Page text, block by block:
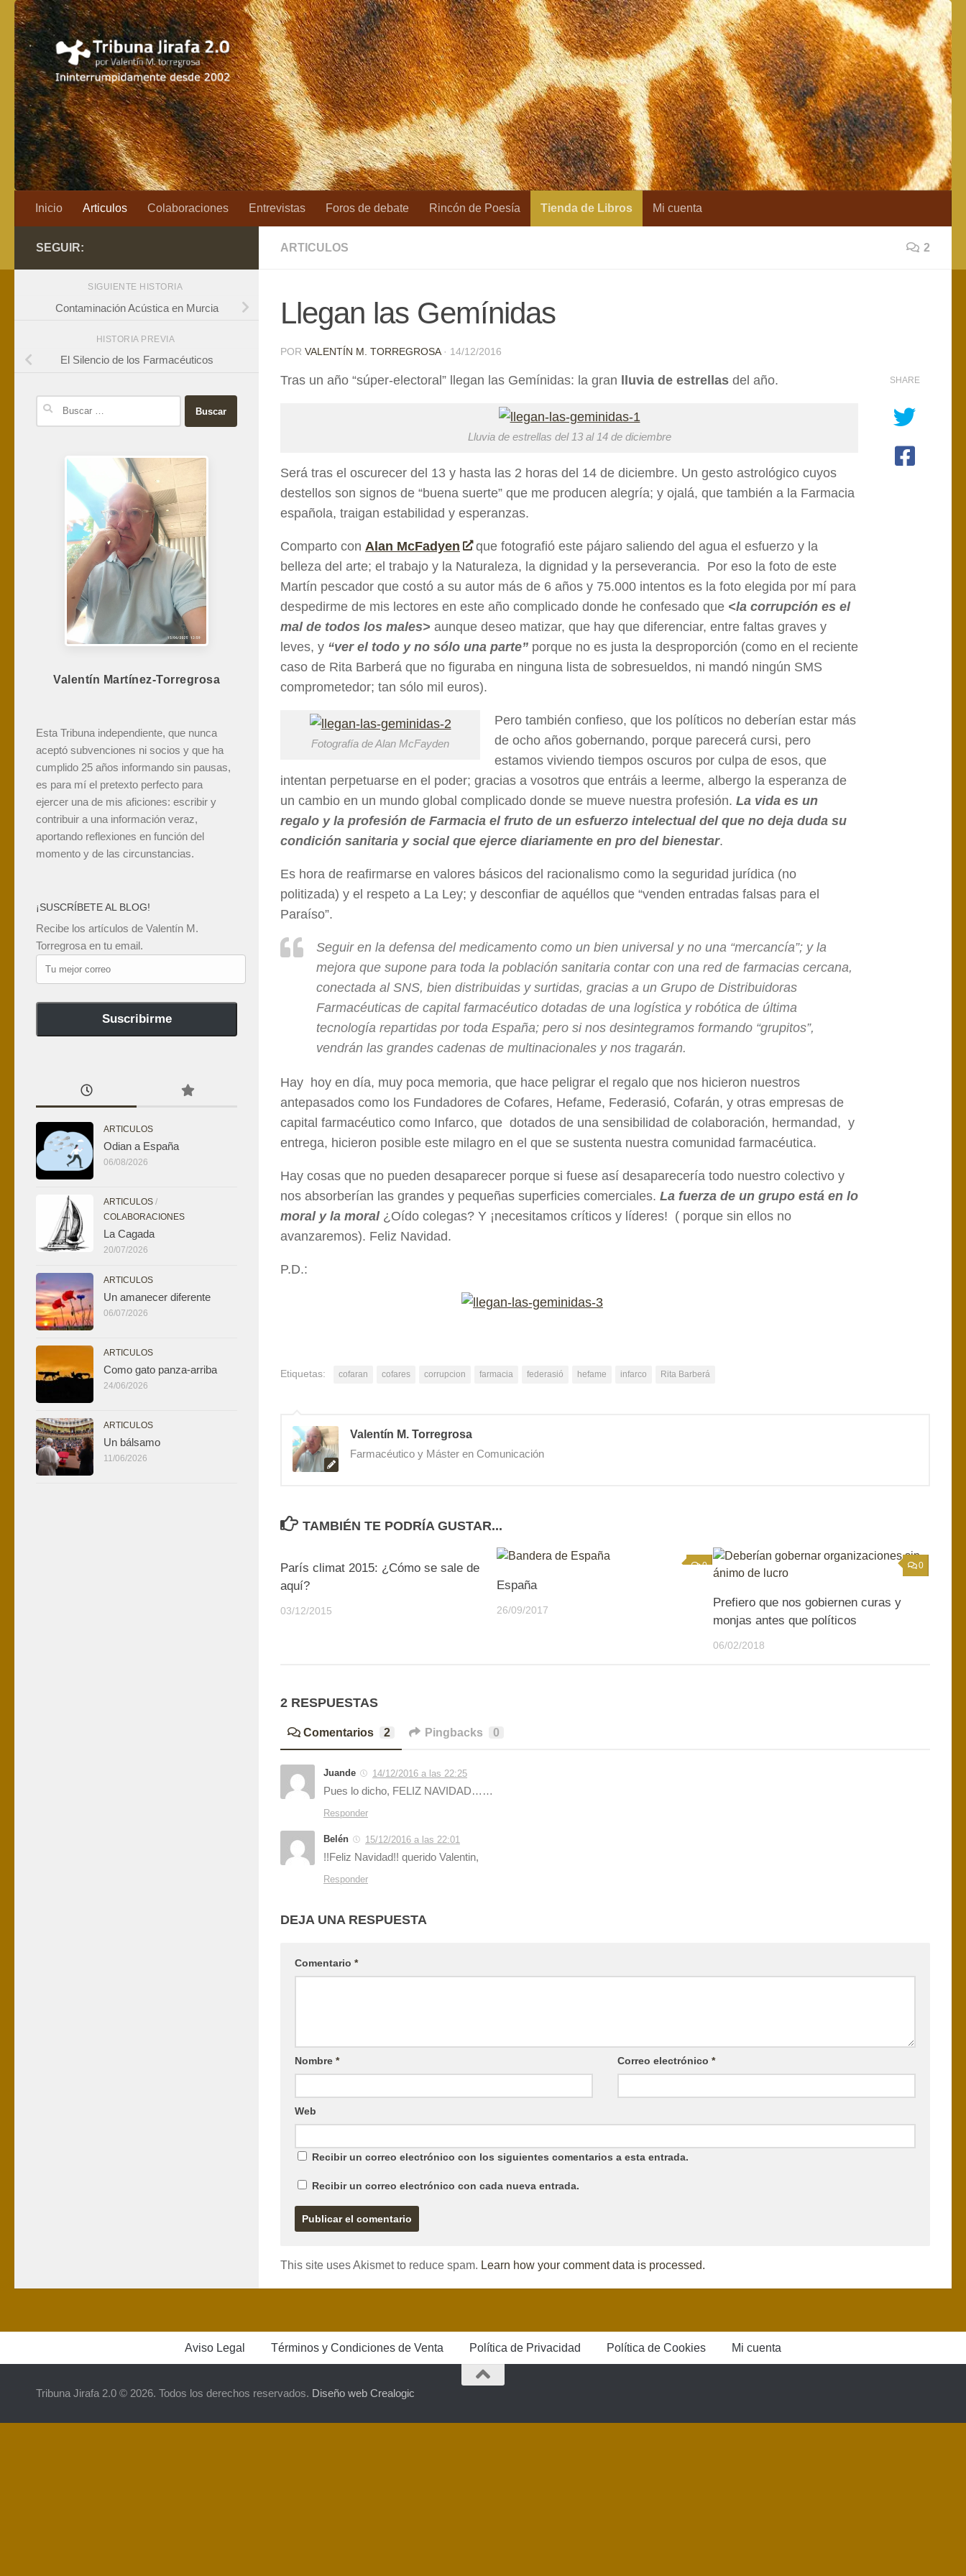
Saltar al contenido
Inicio Articulos Colaboraciones Entrevistas Foros de debate Rincón de Poesía Tienda de Libros Mi cuenta
ARTICULOS 2
Llegan las Gemínidas
POR VALENTÍN M. TORREGROSA · 14/12/2016
Tras un año “súper-electoral” llegan las Gemínidas: la gran lluvia de estrellas del año.
Lluvia de estrellas del 13 al 14 de diciembre
Será tras el oscurecer del 13 y hasta las 2 horas del 14 de diciembre. Un gesto astrológico cuyos
destellos son signos de “buena suerte” que me producen alegría; y ojalá, que también a la Farmacia
española, traigan estabilidad y esperanzas.
Comparto con Alan McFadyen
que fotografió este pájaro saliendo del agua el esfuerzo y la
belleza del arte; el trabajo y la Naturaleza, la dignidad y la perseverancia. Por eso la foto de este
Martín pescador que costó a su autor más de 6 años y 75.000 intentos es la foto elegida por mí para
despedirme de mis lectores en este año complicado donde he confesado que <la corrupción es el
mal de todos los males> aunque deseo matizar, que hay que diferenciar, entre faltas graves y
leves, y “ver el todo y no sólo una parte” porque no es justa la desproporción (como en el reciente
caso de Rita Barberá que no figuraba en ninguna lista de sobresueldos, ni mandó ningún SMS
comprometedor; tan sólo mil euros).
Fotografía de Alan McFayden
Pero también confieso, que los políticos no deberían estar más
de ocho años gobernando, porque parecerá cursi, pero
estamos viviendo tiempos oscuros por culpa de esos, que
intentan perpetuarse en el poder; gracias a vosotros que entráis a leerme, albergo la esperanza de
un cambio en un mundo global complicado donde se mueve nuestra profesión. La vida es un
regalo y la profesión de Farmacia el fruto de un esfuerzo intelectual del que no deja duda su
condición sanitaria y social que ejerce diariamente en pro del bienestar.
Es hora de reafirmarse en valores básicos del racionalismo como la seguridad jurídica (no
politizada) y el respeto a La Ley; y desconfiar de aquéllos que “venden entradas falsas para el
Paraíso”.
Seguir en la defensa del medicamento como un bien universal y no una “mercancía”; y la
mejora que supone para toda la población sanitaria contar con una red de farmacias cercana,
conectada al SNS, bien distribuidas y surtidas, gracias a un Grupo de Distribuidoras
Farmacéuticas de capital farmacéutico dotadas de una logística y robótica de última
tecnología repartidas por toda España; pero si nos desintegramos formando “grupitos”,
vendrán las grandes cadenas de multinacionales y nos tragarán.
Hay hoy en día, muy poca memoria, que hace peligrar el regalo que nos hicieron nuestros
antepasados como los Fundadores de Cofares, Hefame, Federasió, Cofarán, y otras empresas de
capital farmacéutico como Infarco, que dotados de una sensibilidad de colaboración, hermandad, y
entrega, hicieron posible este milagro en el que se sustenta nuestra comunidad farmacéutica.
Hay cosas que no pueden desaparecer porque si fuese así desaparecería todo nuestro colectivo y
nos absorberían las grandes y pequeñas superficies comerciales. La fuerza de un grupo está en lo
moral y la moral¿Oído colegas? Y ¡necesitamos críticos y líderes! ( porque sin ellos no
avanzaremos). Feliz Navidad.
P.D.:
SHARE
Etiquetas: cofaran cofares corrupcion farmacia federasió hefame infarco Rita Barberá
Valentín M. Torregrosa
Farmacéutico y Máster en Comunicación
TAMBIÉN TE PODRÍA GUSTAR...
París climat 2015: ¿Cómo se sale de
aquí?
03/12/2015
0
España
26/09/2017
0
Prefiero que nos gobiernen curas y
monjas antes que políticos
06/02/2018
2 RESPUESTAS
Comentarios 2 Pingbacks 0
Juande 14/12/2016 a las 22:25
Pues lo dicho, FELIZ NAVIDAD……
Responder
Belén 15/12/2016 a las 22:01
!!Feliz Navidad!! querido Valentin,
Responder
DEJA UNA RESPUESTA
Comentario *
Nombre * Correo electrónico*
Web
Recibir un correo electrónico con los siguientes comentarios a esta entrada.
Recibir un correo electrónico con cada nueva entrada.
This site uses Akismet to reduce spam. Learn how your comment data is processed.
SEGUIR:
SIGUIENTE HISTORIA
Contaminación Acústica en Murcia
HISTORIA PREVIA
El Silencio de los Farmacéuticos
Buscar:
Valentín Martínez-Torregrosa
Esta Tribuna independiente, que nunca
aceptó subvenciones ni socios y que ha
cumplido 25 años informando sin pausas,
es para mí el pretexto perfecto para
ejercer una de mis aficiones: escribir y
contribuir a una información veraz,
aportando reflexiones en función del
momento y de las circunstancias.
¡SUSCRÍBETE AL BLOG!
Recibe los artículos de Valentín M.
Torregrosa en tu email.
Tu
mejor
Suscribirme
ARTICULOS
Odian a España
06/08/2026
ARTICULOS /
COLABORACIONES
La Cagada
20/07/2026
ARTICULOS
Un amanecer diferente
06/07/2026
ARTICULOS
Como gato panza-arriba
24/06/2026
ARTICULOS
Un bálsamo
11/06/2026
Aviso Legal Términos y Condiciones de Venta Política de Privacidad Política de Cookies Mi cuenta
Tribuna Jirafa 2.0 © 2026. Todos los derechos reservados. Diseño web Crealogic